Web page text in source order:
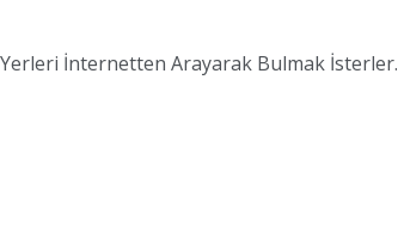
İnternetten Arayarak Bulmak İsterler.